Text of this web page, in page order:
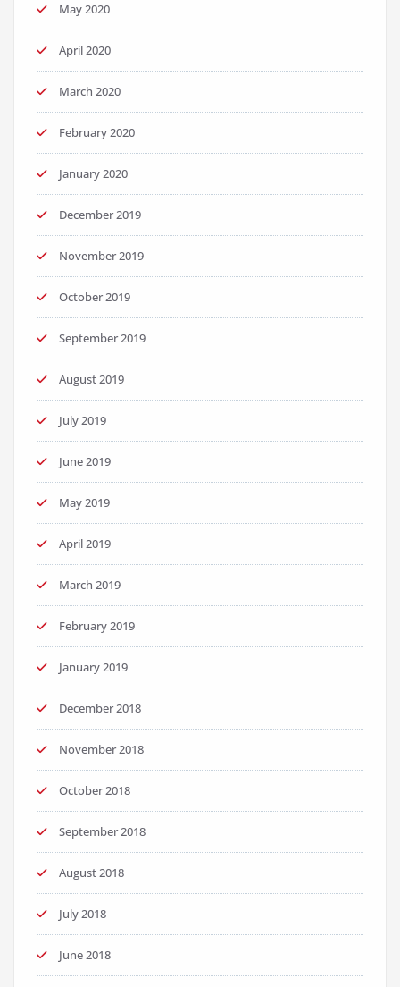
May 2020
April 2020
March 2020
February 2020
January 2020
December 2019
November 2019
October 2019
September 2019
August 2019
July 2019
June 2019
May 2019
April 2019
March 2019
February 2019
January 2019
December 2018
November 2018
October 2018
September 2018
August 2018
July 2018
June 2018